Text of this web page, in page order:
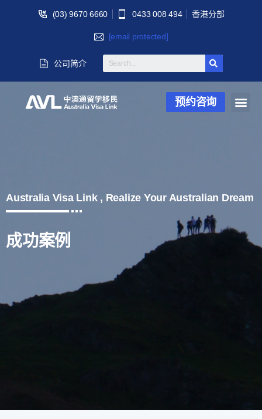
(03) 9670 6660 0433 008 494 香港分部
[email protected]
公司简介
预约咨询
Australia Visa Link , Realize Your Australian Dream
成功案例